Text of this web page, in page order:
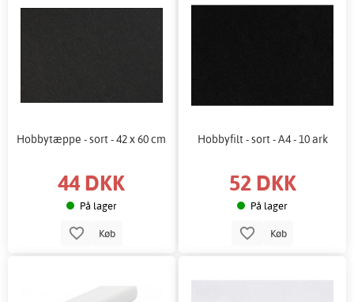
Hobbytæppe - sort - 42 x 60 cm
44 DKK
På lager
Køb
Hobbyfilt - sort - A4 - 10 ark
52 DKK
På lager
Køb